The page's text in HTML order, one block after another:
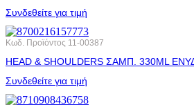
Συνδεθείτε για τιμή
Κωδ. Προϊόντος 11-00387
HEAD & SHOULDERS ΣΑΜΠ. 330ML
Συνδεθείτε για τιμή